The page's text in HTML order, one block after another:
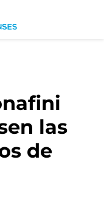
las
de